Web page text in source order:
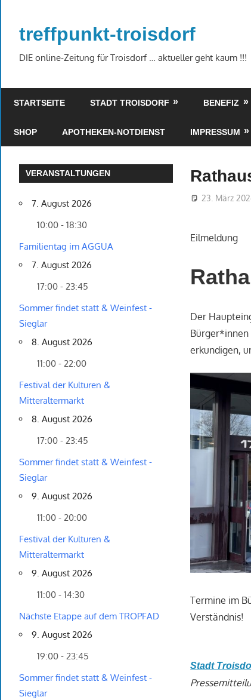
springen
treffpunkt-troisdorf
DIE online-Zeitung für Troisdorf … aktueller geht kaum !!!
STARTSEITE STADT TROISDORF BENEFIZ
SHOP APOTHEKEN-NOTDIENST IMPRESSUM
23. März
Eilmeldung
Der
Bürger*innen
erkundigen,
Termine im
Verständnis!
Stadt
VERANSTALTUNGEN
7. August 2026
10:00 - 18:30
Familientag im AGGUA
7. August 2026
17:00 - 23:45
Sommer findet statt & Weinfest -
Sieglar
8. August 2026
11:00 - 22:00
Festival der Kulturen &
Mitteraltermarkt
8. August 2026
17:00 - 23:45
Sommer findet statt & Weinfest -
Sieglar
9. August 2026
11:00 - 20:00
Festival der Kulturen &
Mitteraltermarkt
9. August 2026
11:00 - 14:30
Nächste Etappe auf dem TROPFAD
9. August 2026
19:00 - 23:45
Sommer findet statt & Weinfest -
Sieglar